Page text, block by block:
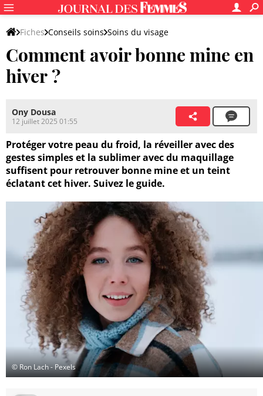
Fiches Conseils soins Soins du visage
Techniques et conseils pour la peau Conseils belle peau
Comment avoir bonne mine en
hiver ?
Ony Dousa
12 juillet 2025 01:55
Protéger votre peau du froid, la réveiller avec des
gestes simples et la sublimer avec du maquillage
suffisent pour retrouver bonne mine et un teint
éclatant cet hiver. Suivez le guide.
© Ron Lach - Pexels